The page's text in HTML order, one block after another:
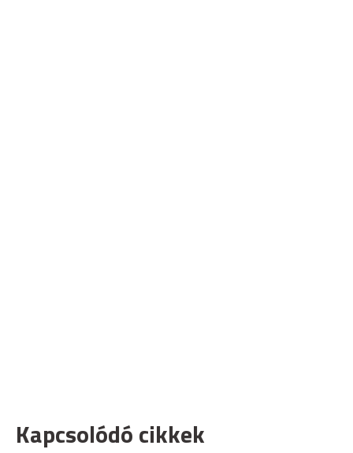
Kapcsolódó cikkek